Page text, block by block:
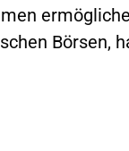
Börsen,